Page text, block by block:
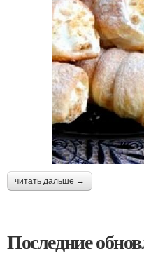
читать дальше →
Последние